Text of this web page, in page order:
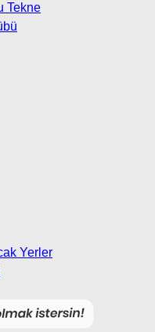
Tekne
Yerler